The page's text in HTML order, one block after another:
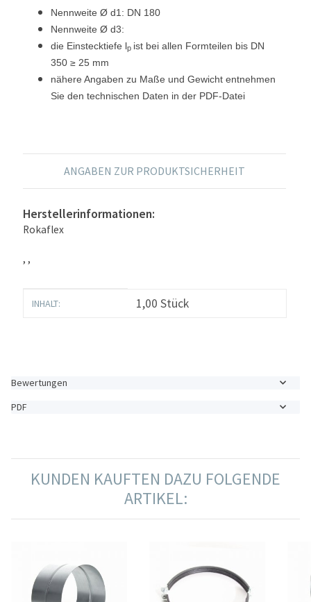
Nennweite Ø d1 : DN 180
Nennweite Ø d3:
die Einstecktiefe lp ist bei allen Formteilen bis DN
350 ≥ 25 mm
nähere Angaben zu Maße und Gewicht entnehmen
Sie den technischen Daten in der PDF-Datei
ANGABEN ZUR PRODUKTSICHERHEIT
Herstellerinformationen:
Rokaflex
, ,
Produkteigenschaft
Wert
INHALT: 1,00 Stück
Bewertungen
PDF
KUNDEN KAUFTEN DAZU FOLGENDE
ARTIKEL: